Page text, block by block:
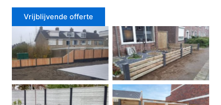
Vrijblijvende offerte
Douglas schutting Tuinhek voortuin